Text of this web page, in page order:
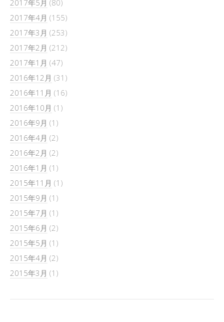
2017年5月 (80)
2017年4月 (155)
2017年3月 (253)
2017年2月 (212)
2017年1月 (47)
2016年12月 (31)
2016年11月 (16)
2016年10月 (1)
2016年9月 (1)
2016年4月 (2)
2016年2月 (2)
2016年1月 (1)
2015年11月 (1)
2015年9月 (1)
2015年7月 (1)
2015年6月 (2)
2015年5月 (1)
2015年4月 (2)
2015年3月 (1)